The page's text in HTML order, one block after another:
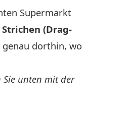
Supermarkt
(Drag-
dorthin, wo
Sie unten mit der